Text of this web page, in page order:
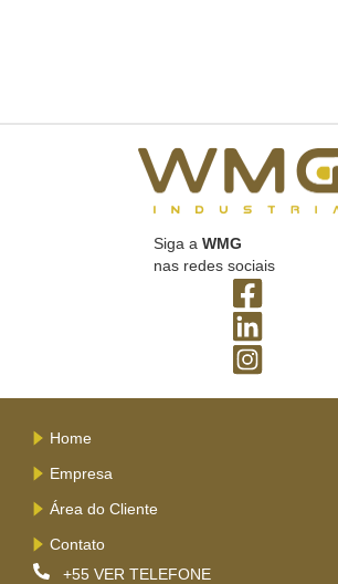
Siga a WMG
nas redes sociais
Home
Empresa
Área do Cliente
Contato
+55 VER TELEFONE